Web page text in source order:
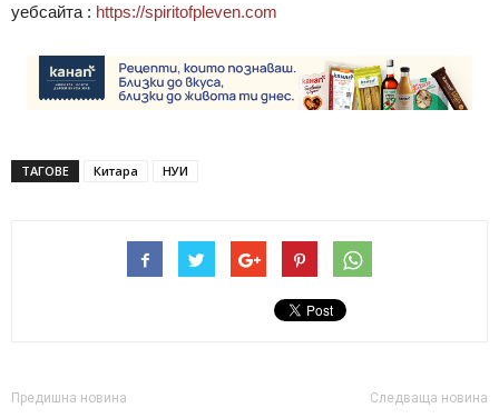
уебсайта : https://spiritofpleven.com
ТАГОВЕ Китара НУИ
Предишна новина Следваща новина